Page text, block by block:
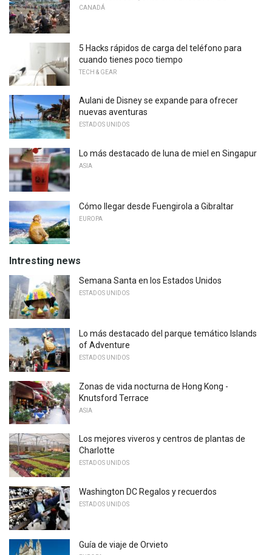
CANADÁ
5 Hacks rápidos de carga del teléfono para
cuando tienes poco tiempo
TECH & GEAR
Aulani de Disney se expande para ofrecer
nuevas aventuras
ESTADOS UNIDOS
Lo más destacado de luna de miel en Singapur
ASIA
Cómo llegar desde Fuengirola a Gibraltar
EUROPA
Intresting news
Semana Santa en los Estados Unidos
ESTADOS UNIDOS
Lo más destacado del parque temático Islands
of Adventure
ESTADOS UNIDOS
Zonas de vida nocturna de Hong Kong -
Knutsford Terrace
ASIA
Los mejores viveros y centros de plantas de
Charlotte
ESTADOS UNIDOS
Washington DC Regalos y recuerdos
ESTADOS UNIDOS
Guía de viaje de Orvieto